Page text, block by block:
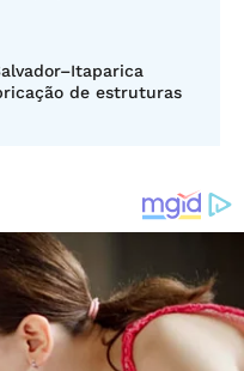
de estruturas